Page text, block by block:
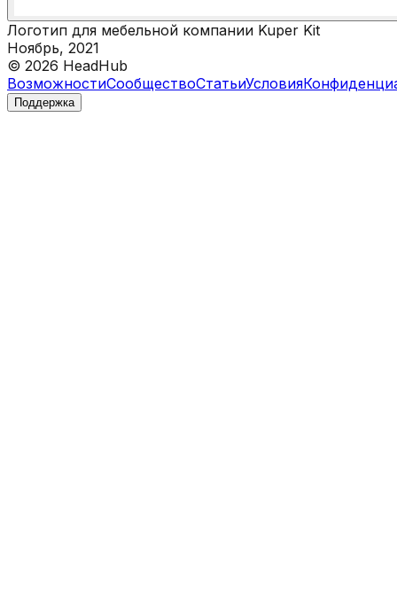
Логотип для мебельной компании Kuper Kit
Ноябрь, 2021
© 2026 HeadHub
ВозможностиСообществоСтатьиУсловия
Поддержка